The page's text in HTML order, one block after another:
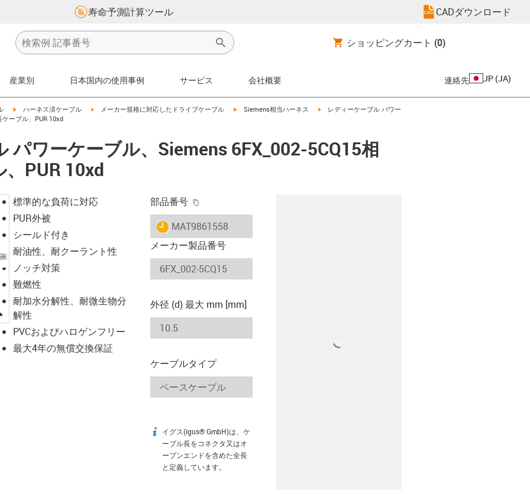
寿命予測計算ツール CADダウンロード
ショッピングカート (0)
産業別 日本国内の使用事例 サービス 会社概要 連絡先 JP (JA)
igus-icon-arrow-right
ハーネス済ケーブル igus-icon-arrow-right
メーカー規格に対応したドライブケーブル igus-icon-arrow-right
Siemens相当ハーネス igus-icon-arrow-right
レディーケーブル パワー
ーブル、PUR 10xd
パワーケーブル、Siemens 6FX_002-5CQ15相
PUR 10xd
igus-icon-lupe
標準的な負荷に対応
PUR外被
シールド付き
耐油性、耐クーラント性
ノッチ対策
難燃性
耐加水分解性、耐微生物分
解性
PVCおよびハロゲンフリー
最大4年の無償交換保証
部品番号
igus-icon-lieferzeit
MAT9861558
メーカー製品番号
外径 (d) 最大 mm [mm]
ケーブルタイプ
igus-icon-info
イグス(igus® GmbH)は、ケ
ーブル長をコネクタ又はオ
ープンエンドを含めた全長
と定義しています。